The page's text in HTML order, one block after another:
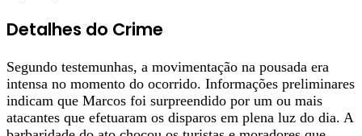
Detalhes do Crime
Segundo testemunhas, a movimentação na pousada era
intensa no momento do ocorrido. Informações preliminares
indicam que Marcos foi surpreendido por um ou mais
atacantes que efetuaram os disparos em plena luz do dia. A